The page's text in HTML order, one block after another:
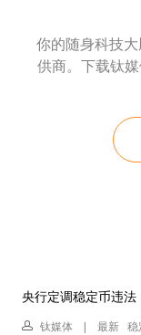
你的随身科技
供商。下载钛
央行定调稳定币违法
钛媒体 | 最新 稳